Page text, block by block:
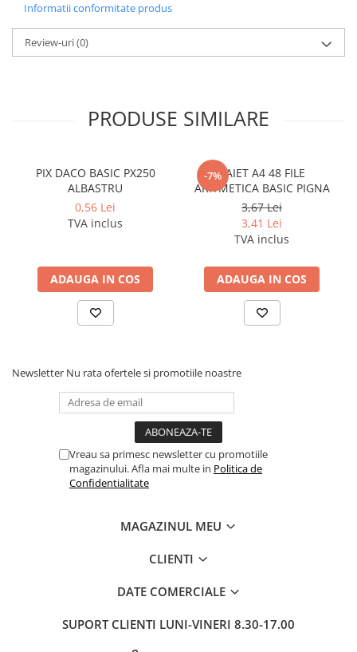
Informatii conformitate produs
Review-uri(0)
PRODUSE SIMILARE
PIX DACO BASIC PX250
ALBASTRU
0,56 Lei
TVA inclus
ADAUGA IN COS
-7%CAIET A4 48 FILE
ARITMETICA BASIC PIGNA
3,67 Lei
3,41 Lei
TVA inclus
ADAUGA IN COS
Newsletter Nu rata ofertele si promotiile noastre
Vreau sa primesc newsletter cu promotiile
magazinului. Afla mai multe in Politica de
Confidentialitate
MAGAZINUL MEU
CLIENTI
DATE COMERCIALE
SUPORT CLIENTI LUNI-VINERI 8.30-17.00